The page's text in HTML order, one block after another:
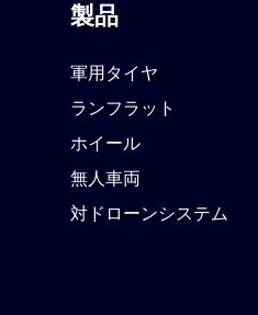
製品
軍用タイヤ
ランフラット
ホイール
無人車両
対ドローンシステム